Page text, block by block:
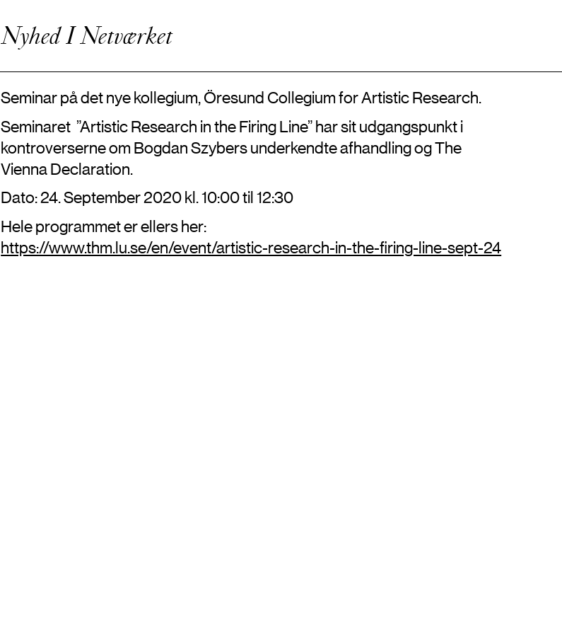
Nyhed I Netværket
Enhanced Practice
Events
Netværk
Seminar på det nye kollegium, Öresund Collegium for Artistic Research.
Seminaret ”Artistic Research in the Firing Line” har sit udgangspunkt i
kontroverserne om Bogdan Szybers underkendte afhandling og The
Vienna Declaration.
Dato:24. September 2020 kl.10:00til12:30
Hele programmet er ellers her:
https://www.thm.lu.se/en/event/artistic-research-in-the-firing-line-sept-24